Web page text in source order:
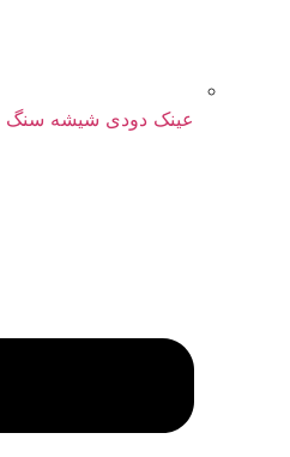
عینک دودی شیشه سنگ